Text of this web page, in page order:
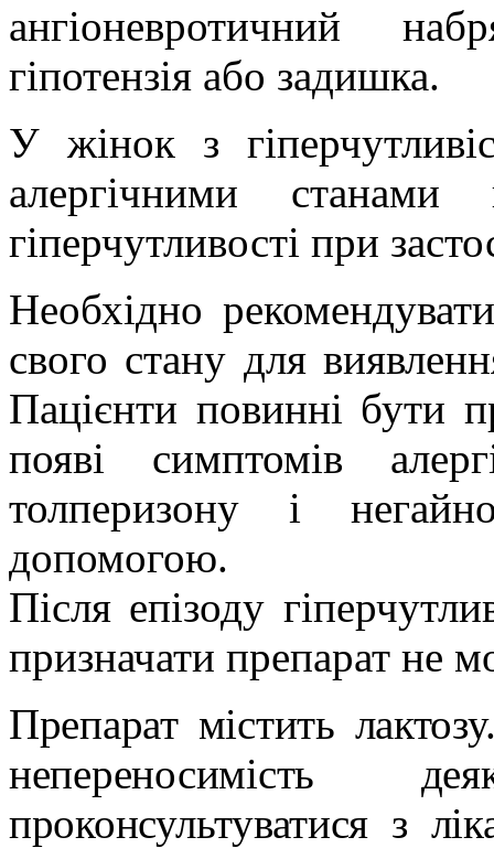
ангіоневротичний
гіпотензія або задишка.
У жінок з
алергічними
гіперчутливості при
Необхідно
свого стану для
Пацієнти повинні бути
появі симптомів
толперизону і
допомогою.
Після епізоду
призначати препарат не
Препарат містить
непереносимість
проконсультуватися з